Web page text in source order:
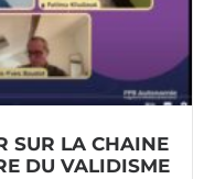
SUR LA CHAINE
DU VALIDISME